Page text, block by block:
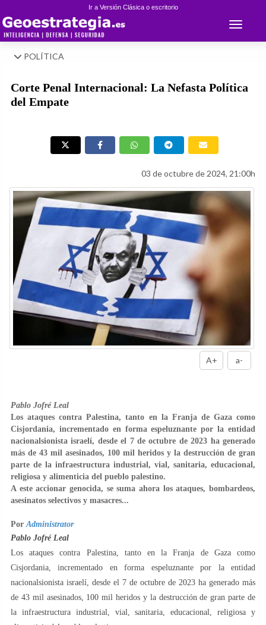
Ir a Versión Clásica o escritorio
Toggle
POLÍTICA
Corte Penal Internacional: La Nefasta Política
del Empate
03 de octubre de 2024, 21:00h
A+ a-
Pablo Jofré Leal
Los ataques contra Palestina, tanto en la Franja de Gaza como
Cisjordania, incrementado en forma espeluznante por la entidad
nacionalsionista israelí, desde el 7 de octubre de 2023 ha generado
más de 43 mil asesinados, 100 mil heridos y la destrucción de gran
parte de la infraestructura industrial, vial, sanitaria, educacional,
religiosa y alimenticia del pueblo palestino.
A este accionar genocida, se suma ahora los ataques, bombardeos,
asesinatos selectivos y masacres...
Por Administrator
Pablo Jofré Leal
Los ataques contra Palestina, tanto en la Franja de Gaza como
Cisjordania, incrementado en forma espeluznante por la entidad
nacionalsionista israelí, desde el 7 de octubre de 2023 ha generado más
de 43 mil asesinados, 100 mil heridos y la destrucción de gran parte de
la infraestructura industrial, vial, sanitaria, educacional, religiosa y